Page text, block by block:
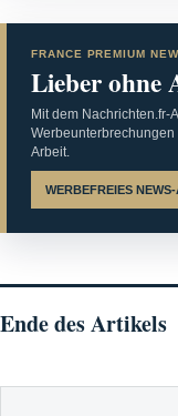
FRANCE PREMIUM
Lieber ohne
Mit dem Nachrichten.fr-
Arbeit.
WERBEFREIES
Ende des Artikels